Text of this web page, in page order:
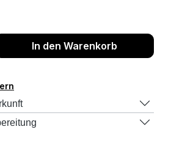
Gib den gewünschten
In den Warenkorb